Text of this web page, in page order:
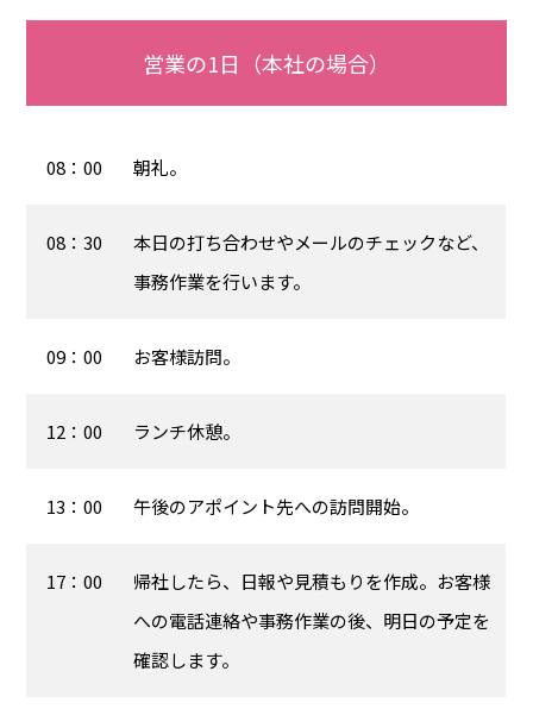
営業の1日（本社の場合）
08：00 朝礼。
08：30
本日の打ち合わせやメールのチェックなど、
事務作業を行います。
09：00 お客様訪問。
12：00 ランチ休憩。
13：00 午後のアポイント先への訪問開始。
17：00
帰社したら、日報や見積もりを作成。お客様
への電話連絡や事務作業の後、明日の予定を
確認します。